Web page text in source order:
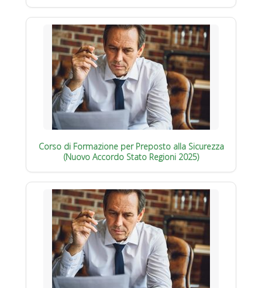
Corso di Formazione per Preposto alla Sicurezza
(Nuovo Accordo Stato Regioni 2025)